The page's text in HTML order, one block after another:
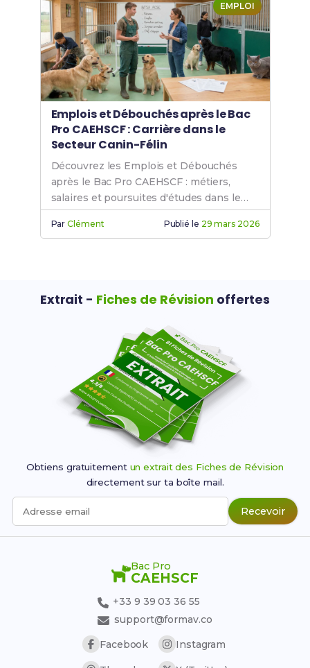
EMPLOI
Emplois et Débouchés après le Bac
Pro CAEHSCF : Carrière dans le
Secteur Canin-Félin
Découvrez les Emplois et Débouchés
après le Bac Pro CAEHSCF : métiers,
salaires et poursuites d'études dans le
secteur canin-félin.
ParClément Publié le 29 mars 2026
Extrait - Fiches de Révision offertes
Obtiens gratuitement un extrait des Fiches de Révision
directement sur ta boîte mail.
Adresse email Recevoir
Bac Pro
CAEHSCF
+33 9 39 03 36 55
support@formav.co
Facebook
Instagram